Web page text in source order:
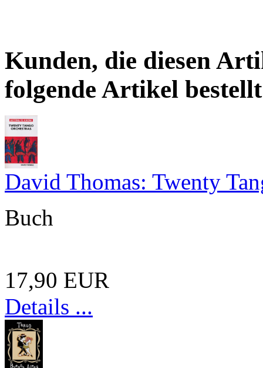
Kunden, die diesen
folgende Artikel
David Thomas: Twenty
Buch
17,90 EUR
Details ...